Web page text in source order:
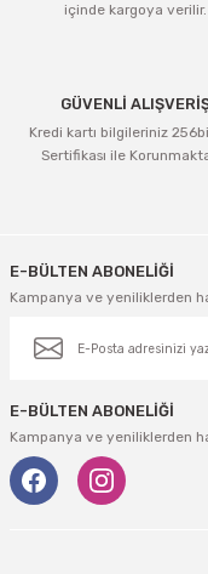
içinde kargoya verilir.
GÜVENLİ
Kredi kartı bilgileriniz
Sertifikası ile
E-BÜLTEN ABONELİĞİ
Kampanya ve yeniliklerden
E-BÜLTEN ABONELİĞİ
Kampanya ve yeniliklerden